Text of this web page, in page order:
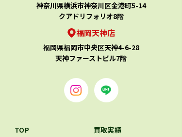
神奈川県横浜市神奈川区金港町5-14
クアドリフォリオ8階
福岡天神店
福岡県福岡市中央区天神4-6-28
天神ファーストビル7階
TOP
買取実績